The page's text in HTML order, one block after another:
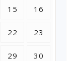
15 16
22 23
29 30